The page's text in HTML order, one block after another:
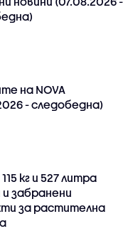
на NOVA
- следобедна)
кг и 527 литра
и забранени
за растителна